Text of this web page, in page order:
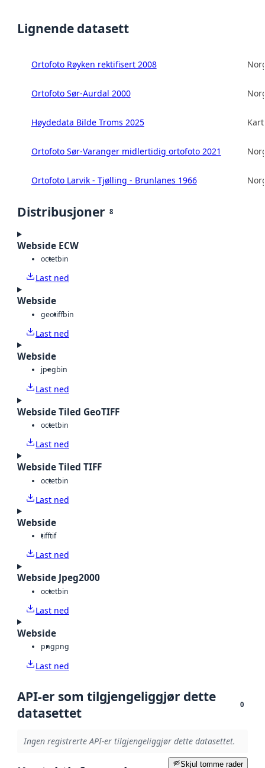
Lignende datasett
Ortofoto Røyken rektifisert 2008
Ortofoto Sør-Aurdal 2000
Høydedata Bilde Troms 2025
Ortofoto Sør-Varanger midlertidig ortofoto 2021
Ortofoto Larvik - Tjølling - Brunlanes 1966
Distribusjoner 8
Webside ECW
octetbin
Last ned
Webside
geotiffbin
Last ned
Webside
jpegbin
Last ned
Webside Tiled GeoTIFF
octetbin
Last ned
Webside Tiled TIFF
octetbin
Last ned
Webside
tifftif
Last ned
Webside Jpeg2000
octetbin
Last ned
Webside
pngpng
Last ned
API-er som tilgjengeliggjør dette
datasettet
0
Ingen registrerte API-er tilgjengeliggjør dette datasettet.
Skjul tomme rader